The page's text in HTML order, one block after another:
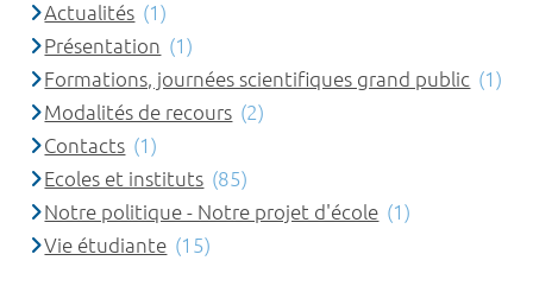
Actualités (1)
Présentation (1)
Formations, journées scientifiques grand public (1)
Modalités de recours (2)
Contacts (1)
Ecoles et instituts (85)
Notre politique - Notre projet d'école (1)
Vie étudiante (15)